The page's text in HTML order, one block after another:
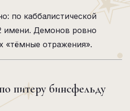
по каббалистической
имени. Демонов ровно
«тёмные отражения».
питеру бинсфельду